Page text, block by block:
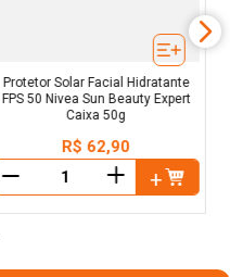
Protetor Solar Facial Hidratante
FPS 50 Nivea Sun Beauty Expert
Caixa 50g
R$ 62,90
＋